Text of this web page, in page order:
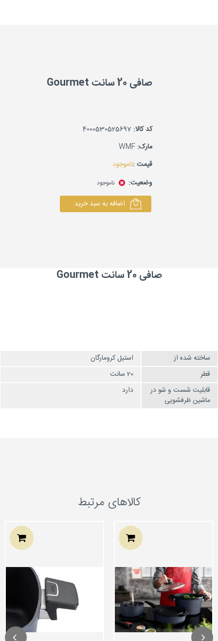
صافی 20 سانت Gourmet
کد کالا:4000530525697
مارک:WMF
قیمت :ناموجود
وضعیت:
ناموجود
اضافه به سبد خرید
صافی 20 سانت Gourmet
ساخته شده از
استیل کرومارگان
قطر
قابلیت شست و شو در
ماشین ظرفشویی
دارد
کالاهای مرتبط